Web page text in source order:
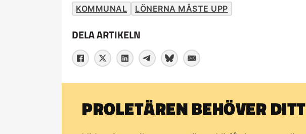
KOMMUNAL LÖNERNA MÅSTE UPP
DELA ARTIKELN
PROLETÄREN BEHÖVER